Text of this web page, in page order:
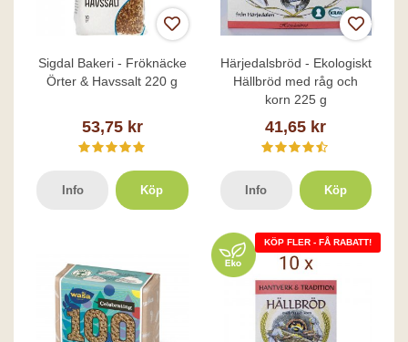
Sigdal Bakeri - Fröknäcke
Örter & Havssalt 220 g
53,75 kr
Info Köp
Härjedalsbröd - Ekologiskt
Hällbröd med råg och
korn 225 g
41,65 kr
Info Köp
KÖP FLER - FÅ RABATT!